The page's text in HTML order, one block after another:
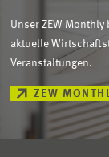
Unser ZEW
aktuelle
Veranstaltungen.
ZEW